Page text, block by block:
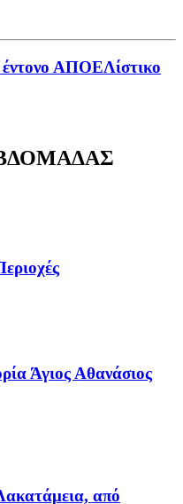
ΑΠΟΕΛίστικο
Άγιος Αθανάσιος
από